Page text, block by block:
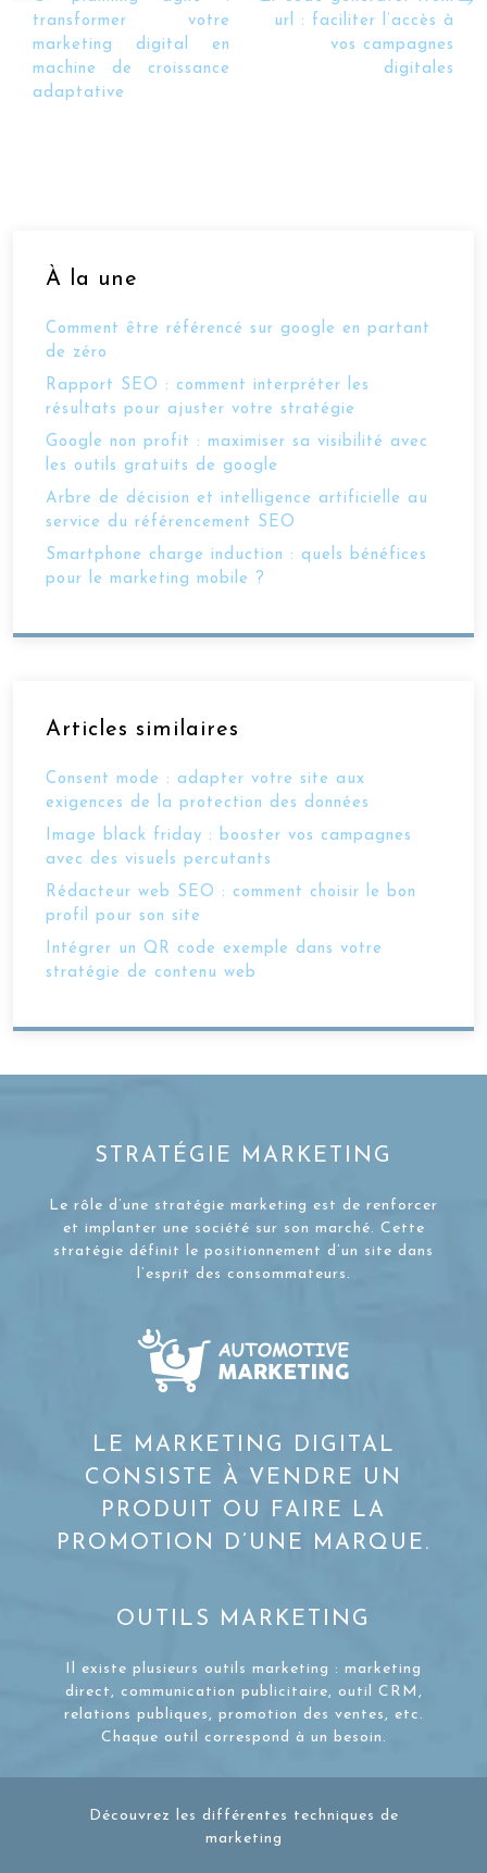
transformer votre
marketing digital en
machine de croissance
adaptative
url : faciliter l’accès à
vos campagnes
digitales
À la une
Comment être référencé sur google en partant
de zéro
Rapport SEO : comment interpréter les
résultats pour ajuster votre stratégie
Google non profit : maximiser sa visibilité avec
les outils gratuits de google
Arbre de décision et intelligence artificielle au
service du référencement SEO
Smartphone charge induction : quels bénéfices
pour le marketing mobile ?
Articles similaires
Consent mode : adapter votre site aux
exigences de la protection des données
Image black friday : booster vos campagnes
avec des visuels percutants
Rédacteur web SEO : comment choisir le bon
profil pour son site
Intégrer un QR code exemple dans votre
stratégie de contenu web
STRATÉGIE MARKETING
Le rôle d’une stratégie marketing est de renforcer
et implanter une société sur son marché. Cette
stratégie définit le positionnement d’un site dans
l’esprit des consommateurs.
LE MARKETING DIGITAL
CONSISTE À VENDRE UN
PRODUIT OU FAIRE LA
PROMOTION D’UNE MARQUE.
OUTILS MARKETING
Il existe plusieurs outils marketing : marketing
direct, communication publicitaire, outil CRM,
relations publiques, promotion des ventes, etc.
Chaque outil correspond à un besoin.
Découvrez les différentes techniques de
marketing